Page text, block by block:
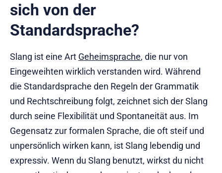
sich von der
Standardsprache?
Slang ist eine Art Geheimsprache, die nur von
Eingeweihten wirklich verstanden wird. Während
die Standardsprache den Regeln der Grammatik
und Rechtschreibung folgt, zeichnet sich der Slang
durch seine Flexibilität und Spontaneität aus. Im
Gegensatz zur formalen Sprache, die oft steif und
unpersönlich wirken kann, ist Slang lebendig und
expressiv. Wenn du Slang benutzt, wirkst du nicht